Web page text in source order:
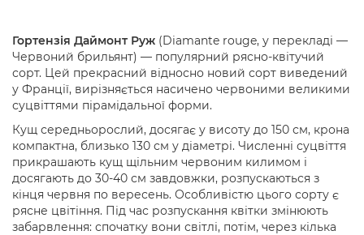
Гортензія Даймонт Руж (Diamante rouge, у перекладі —
Червоний брильянт) — популярний рясно-квітучий
сорт. Цей прекрасний відносно новий сорт виведений
у Франції, вирізняється насичено червоними великими
суцвіттями пірамідальної форми.
Кущ середньорослий, досягає у висоту до 150 см, крона
компактна, близько 130 см у діаметрі. Численні суцвіття
прикрашають кущ щільним червоним килимом і
досягають до 30-40 см завдовжки, розпускаються з
кінця червня по вересень. Особливістю цього сорту є
рясне цвітіння. Під час розпускання квітки змінюють
забарвлення: спочатку вони світлі, потім, через кілька